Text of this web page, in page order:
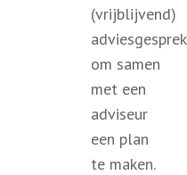
(vrijblijvend)
adviesgesprek
om samen
met een
adviseur
een plan
te maken.